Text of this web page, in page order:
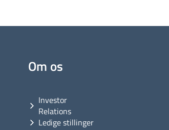
Om os
Investor
Relations
Ledige stillinger